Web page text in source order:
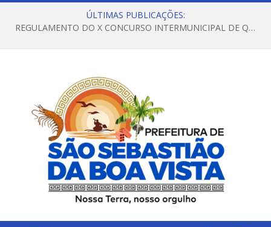
ÚLTIMAS PUBLICAÇÕES:
REGULAMENTO DO X CONCURSO INTERMUNICIPAL DE QUADRILHAS JUNINAS – 2026 – ARRAIÁ DA VENEZA